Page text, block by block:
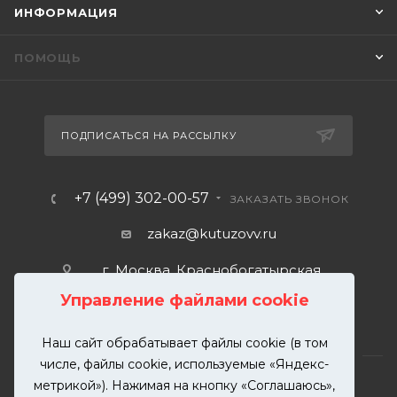
Управление файлами cookie
Наш сайт обрабатывает файлы cookie (в том
числе, файлы cookie, используемые «Яндекс-
метрикой»). Нажимая на кнопку «Соглашаюсь»,
ИНФОРМАЦИЯ
ПОМОЩЬ
ПОДПИСАТЬСЯ НА РАССЫЛКУ
+7 (499) 302-00-57 ЗАКАЗАТЬ ЗВОНОК
zakaz@kutuzovv.ru
г. Москва, Краснобогатырская